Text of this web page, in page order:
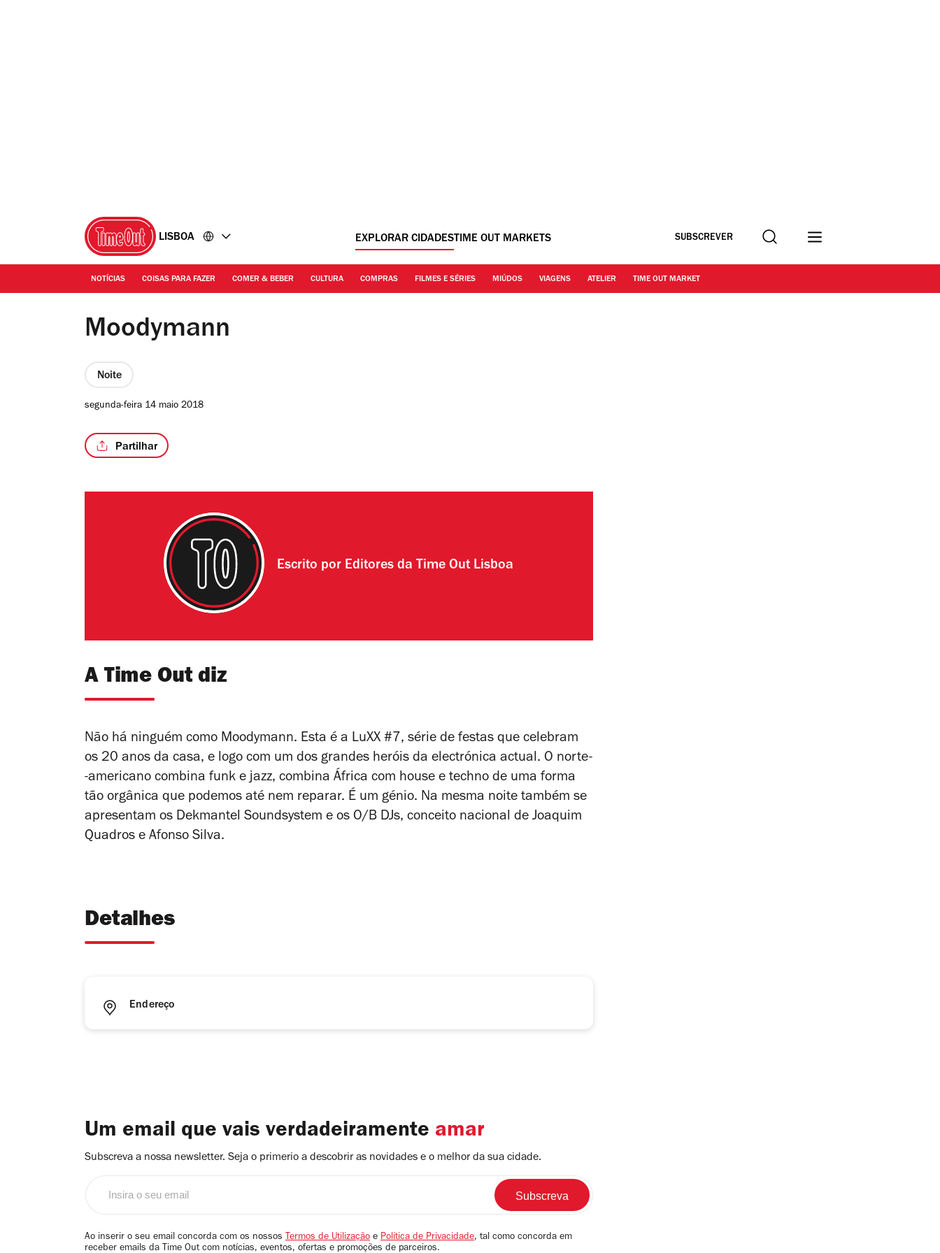
LISBOA EXPLORAR CIDADESTIME OUT MARKETS SUBSCREVER Procurar
NOTÍCIAS COISAS PARA FAZER COMER & BEBER CULTURA COMPRAS FILMES E SÉRIES MIÚDOS VIAGENS ATELIER TIME OUT MARKET
Moodymann
Noite
segunda-feira 14 maio 2018
Partilhar
Escrito por Editores da Time Out Lisboa
A Time Out diz
Não há ninguém como Moodymann. Esta é a LuXX #7, série de festas que celebram
os 20 anos da casa, e logo com um dos grandes heróis da electrónica actual. O norte-
-americano combina funk e jazz, combina África com house e techno de uma forma
tão orgânica que podemos até nem reparar. É um génio. Na mesma noite também se
apresentam os Dekmantel Soundsystem e os O/B DJs, conceito nacional de Joaquim
Quadros e Afonso Silva.
Detalhes
Endereço
Um email que vais verdadeiramente amar
Subscreva a nossa newsletter. Seja o primerio a descobrir as novidades e o melhor da sua cidade.
email
Ao inserir o seu email concorda com os nossos Termos de Utilização e Política de Privacidade, tal como concorda em
receber emails da Time Out com notícias, eventos, ofertas e promoções de parceiros.